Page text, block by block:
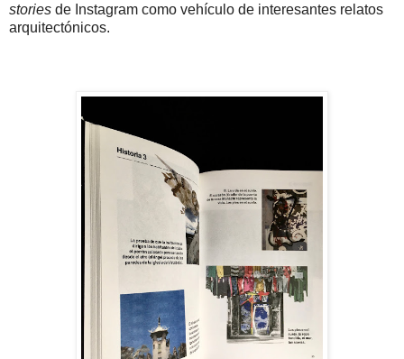
stories de Instagram como vehículo de interesantes relatos
arquitectónicos.